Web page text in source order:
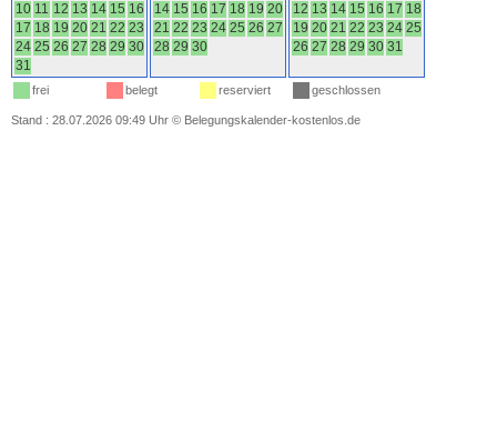
10 11 12 13 14 15 16
17 18 19 20 21 22 23
24 25 26 27 28 29 30
31
14 15 16 17 18 19 20
21 22 23 24 25 26 27
28 29 30
12 13 14 15 16 17 18
19 20 21 22 23 24 25
26 27 28 29 30 31
frei belegt reserviert geschlossen
Stand : 28.07.2026 09:49 Uhr © Belegungskalender-kostenlos.de